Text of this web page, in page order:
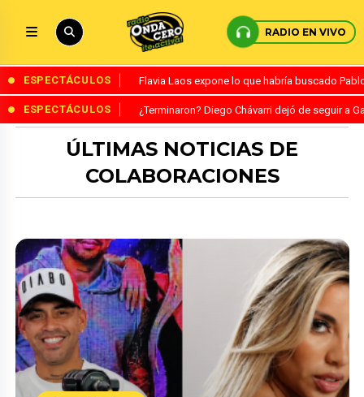
RADIO EN VIVO
ESPECTÁCULOS Flavia Laos expone lo que habría buscado
ESPECTÁCULOS ¿Terminaron? Diego Chávarri dejó de seguir a
ÚLTIMAS NOTICIAS DE
COLABORACIONES